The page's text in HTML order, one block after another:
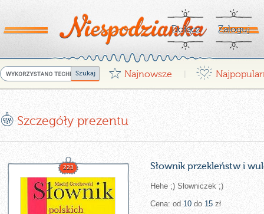
Dołącz Zaloguj
G Najnowsze ¤
E Szczegóły prezentu
223 Słownik przekleństw i
Hehe ;) Słowniczek ;)
Cena: od 10 do 15 zł